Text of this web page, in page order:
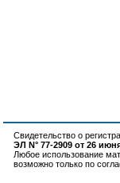
Свидетельство о
ЭЛ N° 77-2909 от 26
Любое использование
возможно только по